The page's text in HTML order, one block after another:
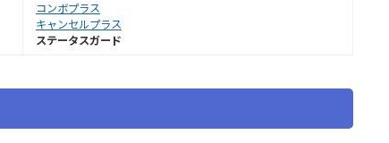
コンボプラス
キャンセルプラス
ステータスガード